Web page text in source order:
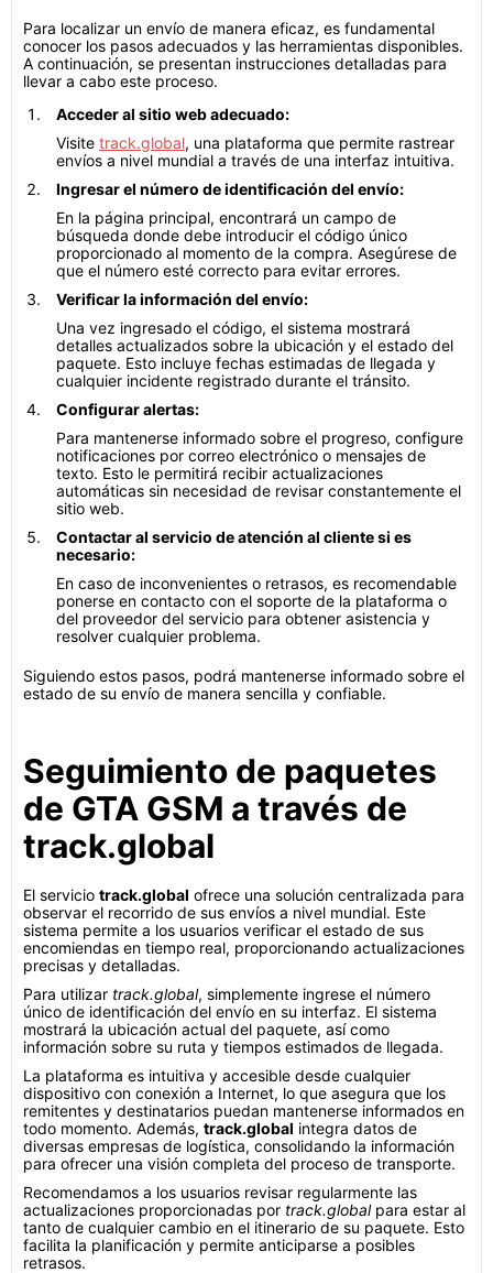
Para localizar un envío de manera eficaz, es fundamental
conocer los pasos adecuados y las herramientas disponibles.
A continuación, se presentan instrucciones detalladas para
llevar a cabo este proceso.
Acceder al sitio web adecuado:
Visite track.global, una plataforma que permite rastrear
envíos a nivel mundial a través de una interfaz intuitiva.
Ingresar el número de identificación del envío:
En la página principal, encontrará un campo de
búsqueda donde debe introducir el código único
proporcionado al momento de la compra. Asegúrese de
que el número esté correcto para evitar errores.
Verificar la información del envío:
Una vez ingresado el código, el sistema mostrará
detalles actualizados sobre la ubicación y el estado del
paquete. Esto incluye fechas estimadas de llegada y
cualquier incidente registrado durante el tránsito.
Configurar alertas:
Para mantenerse informado sobre el progreso, configure
notificaciones por correo electrónico o mensajes de
texto. Esto le permitirá recibir actualizaciones
automáticas sin necesidad de revisar constantemente el
sitio web.
Contactar al servicio de atención al cliente si es
necesario:
En caso de inconvenientes o retrasos, es recomendable
ponerse en contacto con el soporte de la plataforma o
del proveedor del servicio para obtener asistencia y
resolver cualquier problema.
Siguiendo estos pasos, podrá mantenerse informado sobre el
estado de su envío de manera sencilla y confiable.
Seguimiento de paquetes
de GTA GSM a través de
track.global
El servicio track.global ofrece una solución centralizada para
observar el recorrido de sus envíos a nivel mundial. Este
sistema permite a los usuarios verificar el estado de sus
encomiendas en tiempo real, proporcionando actualizaciones
precisas y detalladas.
Para utilizar track.global, simplemente ingrese el número
único de identificación del envío en su interfaz. El sistema
mostrará la ubicación actual del paquete, así como
información sobre su ruta y tiempos estimados de llegada.
La plataforma es intuitiva y accesible desde cualquier
dispositivo con conexión a Internet, lo que asegura que los
remitentes y destinatarios puedan mantenerse informados en
todo momento. Además, track.global integra datos de
diversas empresas de logística, consolidando la información
para ofrecer una visión completa del proceso de transporte.
Recomendamos a los usuarios revisar regularmente las
actualizaciones proporcionadas por track.globalpara estar al
tanto de cualquier cambio en el itinerario de su paquete. Esto
facilita la planificación y permite anticiparse a posibles
retrasos.